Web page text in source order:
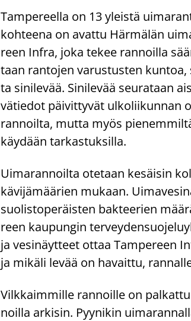
Tam­pe­reel­la on 13 yleis­tä
koh­tee­na on avat­tu Här­mä­län
reen Infra, joka tekee ran­noil­la
taan ran­to­jen va­rus­tus­ten
ta si­ni­le­vää. Si­ni­le­vää seu­ra­taan
vä­tie­dot päi­vit­ty­vät ul­ko­lii­kun­nan
ran­noil­ta, mutta myös
käy­dään tar­kas­tuk­sil­la.
Ui­ma­ran­noil­ta ote­taan ke­säi­sin
kä­vi­jä­mää­rien mu­kaan.
suo­lis­to­pe­räis­ten bak­tee­rien
reen kau­pun­gin
ja ve­si­näyt­teet ottaa Tam­pe­reen
ja mi­kä­li levää on ha­vait­tu,
Vilk­kaim­mil­le ran­noil­le on
noil­la ar­ki­sin. Pyy­ni­kin